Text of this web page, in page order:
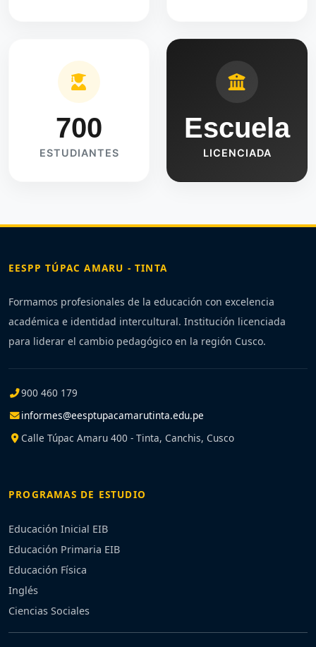
700
ESTUDIANTES
Escuela
LICENCIADA
EESPP TÚPAC AMARU - TINTA
Formamos profesionales de la educación con excelencia
académica e identidad intercultural. Institución licenciada
para liderar el cambio pedagógico en la región Cusco.
900 460 179
informes@eesptupacamarutinta.edu.pe
Calle Túpac Amaru 400 - Tinta, Canchis, Cusco
PROGRAMAS DE ESTUDIO
Educación Inicial EIB
Educación Primaria EIB
Educación Física
Inglés
Ciencias Sociales